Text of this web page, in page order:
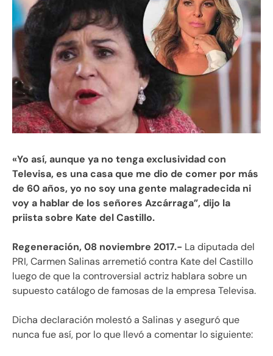
«Yo así, aunque ya no tenga exclusividad con
Televisa, es una casa que me dio de comer por más
de 60 años, yo no soy una gente malagradecida ni
voy a hablar de los señores Azcárraga”, dijo la
priista sobre Kate del Castillo.
Regeneración, 08 noviembre 2017.- La diputada del
PRI, Carmen Salinas arremetió contra Kate del Castillo
luego de que la controversial actriz hablara sobre un
supuesto catálogo de famosas de la empresa Televisa.
Dicha declaración molestó a Salinas y aseguró que
nunca fue así, por lo que llevó a comentar lo siguiente: